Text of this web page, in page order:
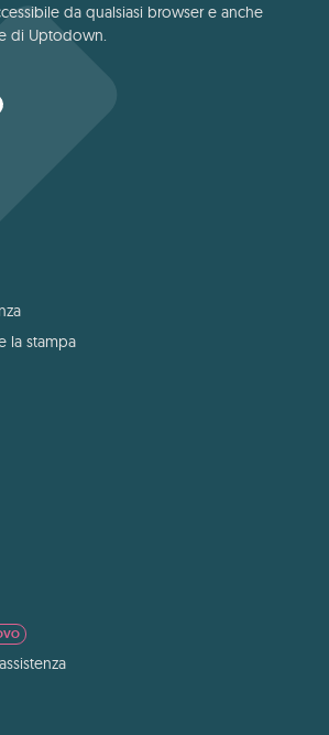
da qualsiasi browser e anche
di Uptodown.
la stampa